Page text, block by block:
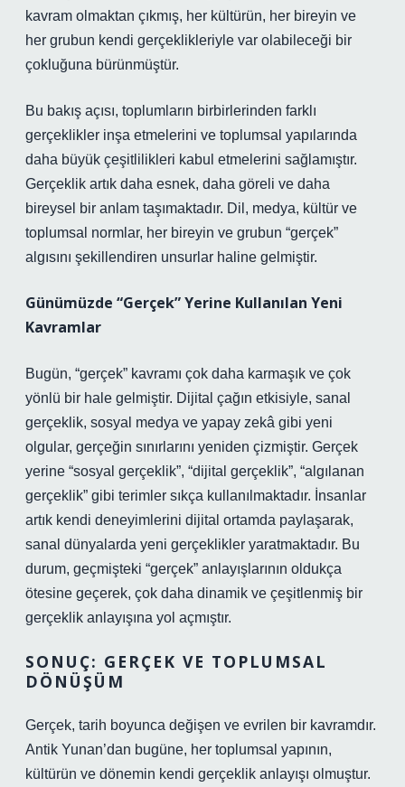
kavram olmaktan çıkmış, her kültürün, her bireyin ve
her grubun kendi gerçeklikleriyle var olabileceği bir
çokluğuna bürünmüştür.
Bu bakış açısı, toplumların birbirlerinden farklı
gerçeklikler inşa etmelerini ve toplumsal yapılarında
daha büyük çeşitlilikleri kabul etmelerini sağlamıştır.
Gerçeklik artık daha esnek, daha göreli ve daha
bireysel bir anlam taşımaktadır. Dil, medya, kültür ve
toplumsal normlar, her bireyin ve grubun “gerçek”
algısını şekillendiren unsurlar haline gelmiştir.
Günümüzde “Gerçek” Yerine Kullanılan Yeni
Kavramlar
Bugün, “gerçek” kavramı çok daha karmaşık ve çok
yönlü bir hale gelmiştir. Dijital çağın etkisiyle, sanal
gerçeklik, sosyal medya ve yapay zekâ gibi yeni
olgular, gerçeğin sınırlarını yeniden çizmiştir. Gerçek
yerine “sosyal gerçeklik”, “dijital gerçeklik”, “algılanan
gerçeklik” gibi terimler sıkça kullanılmaktadır. İnsanlar
artık kendi deneyimlerini dijital ortamda paylaşarak,
sanal dünyalarda yeni gerçeklikler yaratmaktadır. Bu
durum, geçmişteki “gerçek” anlayışlarının oldukça
ötesine geçerek, çok daha dinamik ve çeşitlenmiş bir
gerçeklik anlayışına yol açmıştır.
SONUÇ: GERÇEK VE TOPLUMSAL
DÖNÜŞÜM
Gerçek, tarih boyunca değişen ve evrilen bir kavramdır.
Antik Yunan’dan bugüne, her toplumsal yapının,
kültürün ve dönemin kendi gerçeklik anlayışı olmuştur.